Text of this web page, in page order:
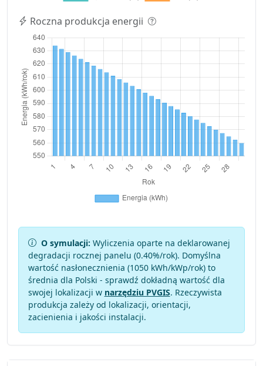
Roczna produkcja energii
O symulacji: Wyliczenia oparte na deklarowanej
degradacji rocznej panelu (0.40%/rok). Domyślna
wartość nasłonecznienia (1050 kWh/kWp/rok) to
średnia dla Polski - sprawdź dokładną wartość dla
swojej lokalizacji w narzędziu PVGIS. Rzeczywista
produkcja zależy od lokalizacji, orientacji,
zacienienia i jakości instalacji.